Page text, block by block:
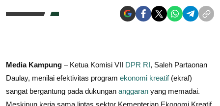
Media Kampung – Ketua Komisi VII DPR RI, Saleh Partaonan
Daulay, menilai efektivitas program ekonomi kreatif(ekraf)
sangat bergantung pada dukungan anggaran yang memadai.